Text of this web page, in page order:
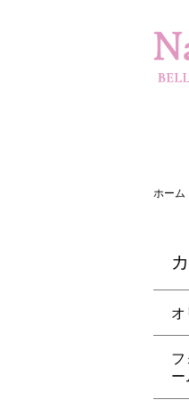
ホーム
ー